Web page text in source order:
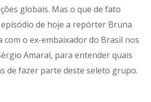
globais. Mas o que de fato
de hoje a repórter Bruna
com o ex-embaixador do Brasil nos
Amaral, para entender quais
de fazer parte deste seleto grupo.